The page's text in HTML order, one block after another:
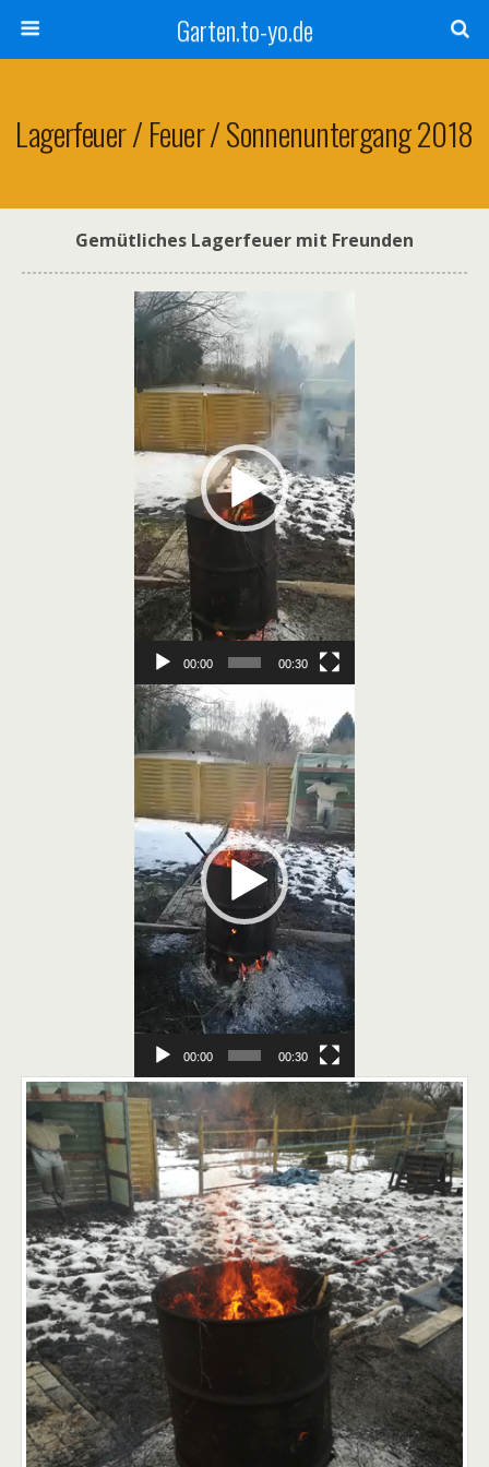
Garten.to-yo.de
Lagerfeuer / Feuer / Sonnenuntergang 2018
Gemütliches Lagerfeuer mit Freunden
Video-
Player
00:00 00:30
Video-
Player
00:00 00:30